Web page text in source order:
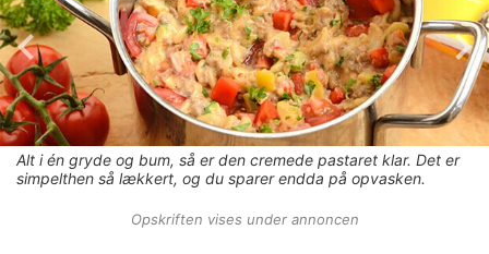
Alt i én gryde og bum, så er den cremede pastaret klar. Det er
simpelthen så lækkert, og du sparer endda på opvasken.
Opskriften vises under annoncen